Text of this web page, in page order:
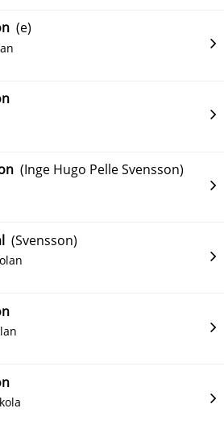
(e)
(Inge Hugo Pelle Svensson)
(Svensson)